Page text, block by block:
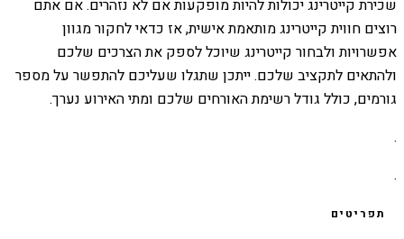
שכירת קייטרינג יכולות להיות מופקעות אם לא נזהרים. אם אתם
רוצים חווית קייטרינג מותאמת אישית, אז כדאי לחקור מגוון
אפשרויות ולבחור קייטרינג שיוכל לספק את הצרכים שלכם
ולהתאים לתקציב שלכם. ייתכן שתגלו שעליכם להתפשר על מספר
גורמים, כולל גודל רשימת האורחים שלכם ומתי האירוע נערך.
.
.
תפריטים